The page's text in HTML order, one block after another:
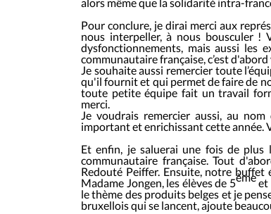
alors même que la solidarité intra-
Pour conclure, je dirai merci aux
nous interpeller, à nous bousculer !
dysfonctionnements, mais aussi les
communautaire française, c’est
Je souhaite aussi remercier toute
qu'il fournit et qui permet de faire de
toute petite équipe fait un travail
merci.
Je voudrais remercier aussi, au
important et enrichissant cette année.
Et enfin, je saluerai une fois de
communautaire française. Tout
Redouté Peiffer. Ensuite, notre
Madame Jongen, les élèves de 5èmeet
le thème des produits belges et je
bruxellois qui se lancent, ajoute